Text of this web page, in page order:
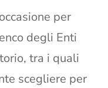
per
degli Enti
tra i quali
scegliere per